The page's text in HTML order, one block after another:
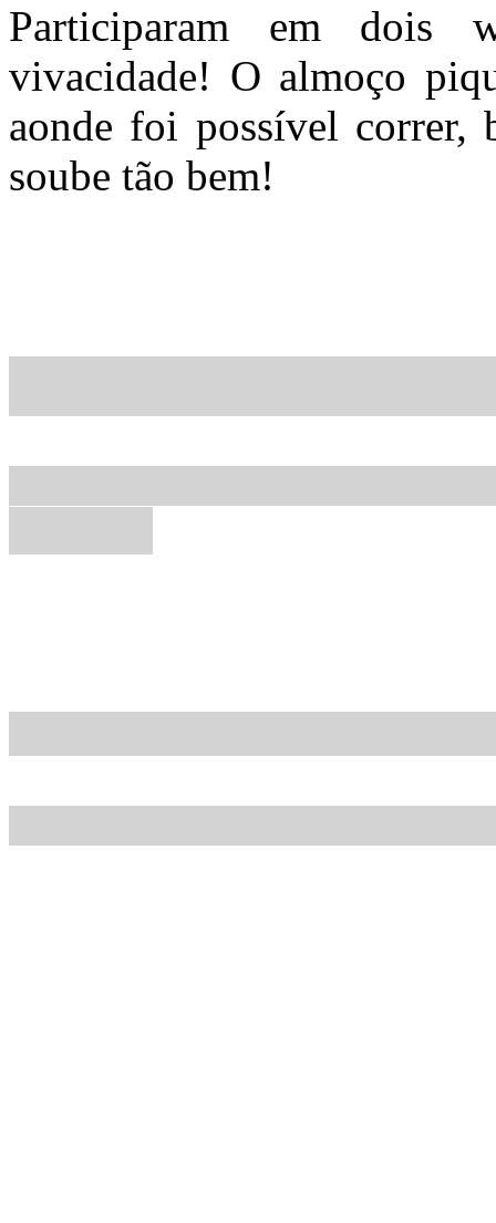
Participaram em dois
vivacidade! O almoço
aonde foi possível correr,
soube tão bem!